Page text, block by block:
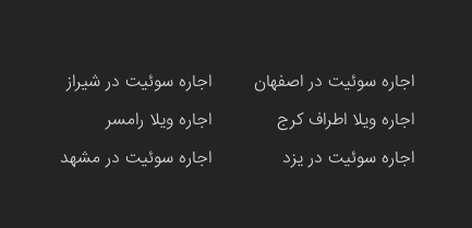
اجاره سوئیت در اصفهان
اجاره سوئیت در شیراز
اجاره ویلا اطراف کرج
اجاره ویلا رامسر
اجاره سوئیت در یزد اجاره سوئیت در مشهد